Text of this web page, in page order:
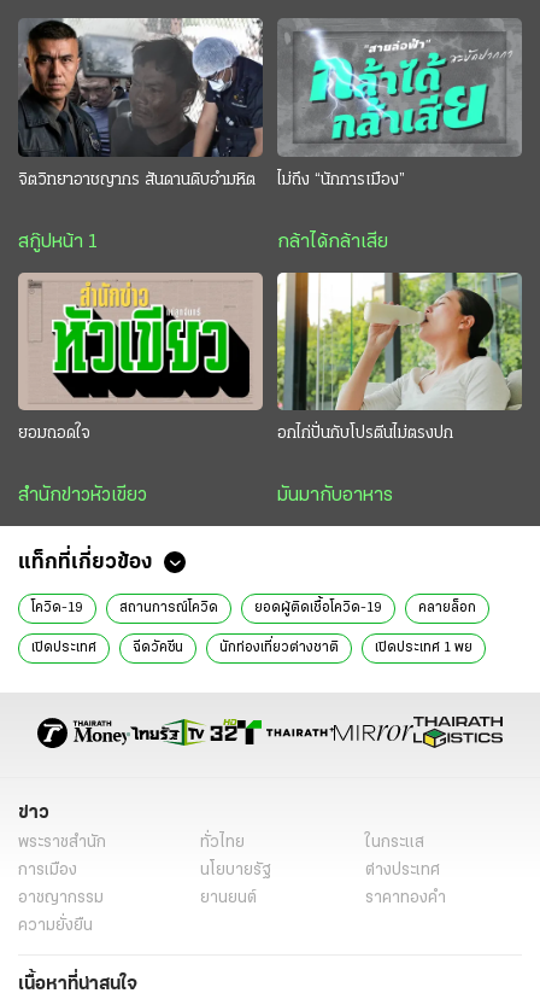
จิตวิทยาอาชญากร สันดานดิบอำมหิต
สกู๊ปหน้า 1
ไม่ถึง “นักการเมือง”
กล้าได้กล้าเสีย
ยอมถอดใจ
สำนักข่าวหัวเขียว
อกไก่ปั่นกับโปรตีนไม่ตรงปก
มันมากับอาหาร
แท็กที่เกี่ยวข้อง
โควิด-19 สถานการณ์โควิด ยอดผู้ติดเชื้อโควิด-19 คลายล็อก
เปิดประเทศ ฉีดวัคซีน นักท่องเที่ยวต่างชาติ เปิดประเทศ 1 พย
ข่าว
พระราชสำนัก ทั่วไทย
ในกระแส
การเมือง
นโยบายรัฐ
ต่างประเทศ
อาชญากรรม
ยานยนต์
ราคาทองคำ
ความยั่งยืน
เนื้อหาที่น่าสนใจ